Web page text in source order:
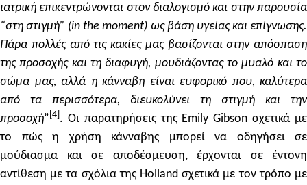
ιατρική επικεντρώνονται στον διαλογισμό και στην παρουσία
“στη στιγμή” (in the moment) ως βάση υγείας και επίγνωσης.
Πάρα πολλές από τις κακίες μας βασίζονται στην απόσπαση
της προσοχής και τη διαφυγή, μουδιάζοντας το μυαλό και το
σώμα μας, αλλά η κάνναβη είναι ευφορικό που, καλύτερα
από τα περισσότερα, διευκολύνει τη στιγμή και την
προσοχή” 4 . Οι παρατηρήσεις της Emily Gibson σχετικά με
το πώς η χρήση κάνναβης μπορεί να οδηγήσει σε
μούδιασμα και σε αποδέσμευση, έρχονται σε έντονη
αντίθεση με τα σχόλια της Holland σχετικά με τον τρόπο με